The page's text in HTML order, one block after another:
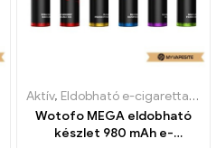
,Eldobható e-cigaretta
Aktív, Eldobható e-cigaretta nikotinnal
Wotofo MEGA eldobható
készlet 980 mAh e-